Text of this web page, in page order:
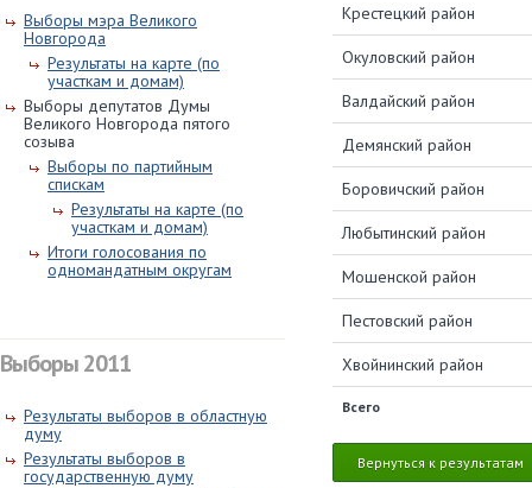
Выборы мэра Великого
Новгорода
Результаты на карте (по
участкам и домам)
Выборы депутатов Думы
Великого Новгорода пятого
созыва
Выборы по партийным
спискам
Результаты на карте (по
участкам и домам)
Итоги голосования по
одномандатным округам
Выборы 2011
Результаты выборов в областную
думу
Результаты выборов в
государственную думу
Крестецкий район
Окуловский район
Валдайский район
Демянский район
Боровичский район
Любытинский район
Мошенской район
Пестовский район
Хвойнинский район
Всего
Вернуться к результатам